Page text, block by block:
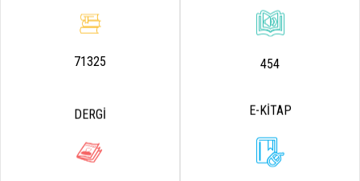
71325 454
DERGİ E-KİTAP